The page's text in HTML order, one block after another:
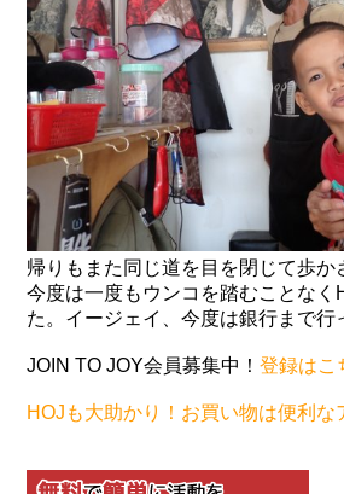
帰りもまた同じ道を目を閉じて歩か
今度は一度もウンコを踏むことなく
た。イージェイ、今度は銀行まで行
JOIN TO JOY会員募集中！登録はこ
HOJも大助かり！お買い物は便利な